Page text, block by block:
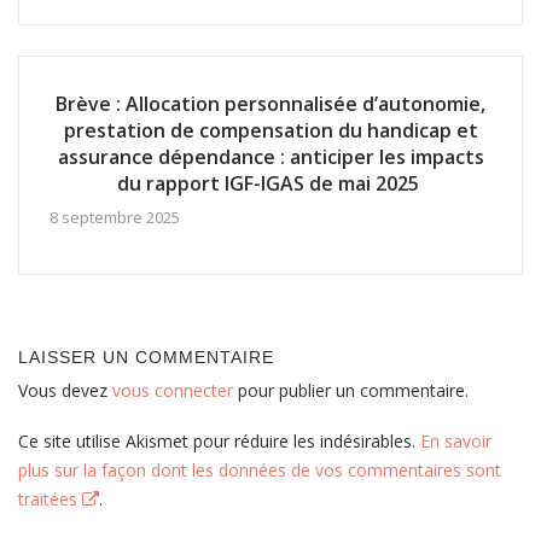
Brève : Allocation personnalisée d’autonomie,
prestation de compensation du handicap et
assurance dépendance : anticiper les impacts
du rapport IGF-IGAS de mai 2025
8 septembre 2025
LAISSER UN COMMENTAIRE
Vous devez vous connecter pour publier un commentaire.
Ce site utilise Akismet pour réduire les indésirables. En savoir
plus sur la façon dont les données de vos commentaires sont
traitées
.